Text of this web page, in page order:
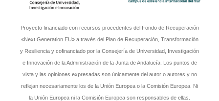
Proyecto financiado con recursos procedentes del Fondo de Recuperación
«Next Generation EU» a través del Plan de Recuperación, Transformación
y Resiliencia y cofinanciado por la Consejería de Universidad, Investigación
e Innovación de la Administración de la Junta de Andalucía. Los puntos de
vista y las opiniones expresadas son únicamente del autor o autores y no
reflejan necesariamente los de la Unión Europea o la Comisión Europea. Ni
la Unión Europea ni la Comisión Europea son responsables de ellas.